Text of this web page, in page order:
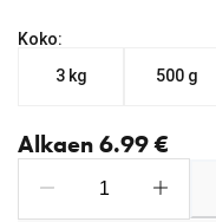
Koko:
3 kg
500 g
Alkaen 6.99 €